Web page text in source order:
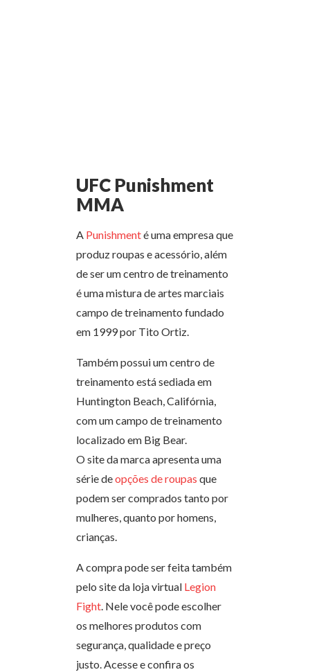
UFC Punishment
MMA
A Punishmenté uma empresa que
produz roupas e acessório, além
de ser um centro de treinamento
é uma mistura de artes marciais
campo de treinamento fundado
em 1999 por Tito Ortiz.
Também possui um centro de
treinamento está sediada em
Huntington Beach, Califórnia,
com um campo de treinamento
localizado em Big Bear.
O site da marca apresenta uma
série deopções de roupas que
podem ser comprados tanto por
mulheres, quanto por homens,
crianças.
A compra pode ser feita também
pelo site da loja virtual Legion
Fight. Nele você pode escolher
os melhores produtos com
segurança, qualidade e preço
justo. Acesse e confira os